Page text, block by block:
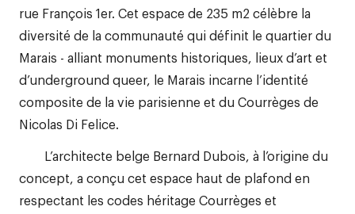
rue François 1er. Cet espace de 235 m2 célèbre la
diversité de la communauté qui définit le quartier du
Marais - alliant monuments historiques, lieux d’art et
d’underground queer, le Marais incarne l’identité
composite de la vie parisienne et du Courrèges de
Nicolas Di Felice.
L’architecte belge Bernard Dubois, à l’origine du
concept, a conçu cet espace haut de plafond en
respectant les codes héritage Courrèges et